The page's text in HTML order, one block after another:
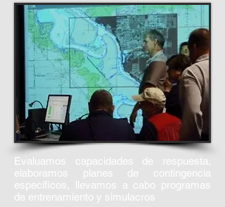
Evaluamos capacidades de respuesta,
elaboramos planes de contingencia
específicos, llevamos a cabo programas
de entrenamiento y simulacros